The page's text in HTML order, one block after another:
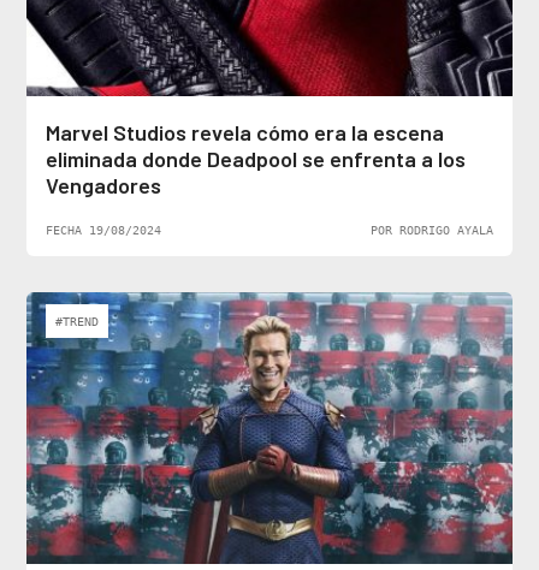
Marvel Studios revela cómo era la escena
eliminada donde Deadpool se enfrenta a los
Vengadores
FECHA 19/08/2024 POR RODRIGO AYALA
#TREND